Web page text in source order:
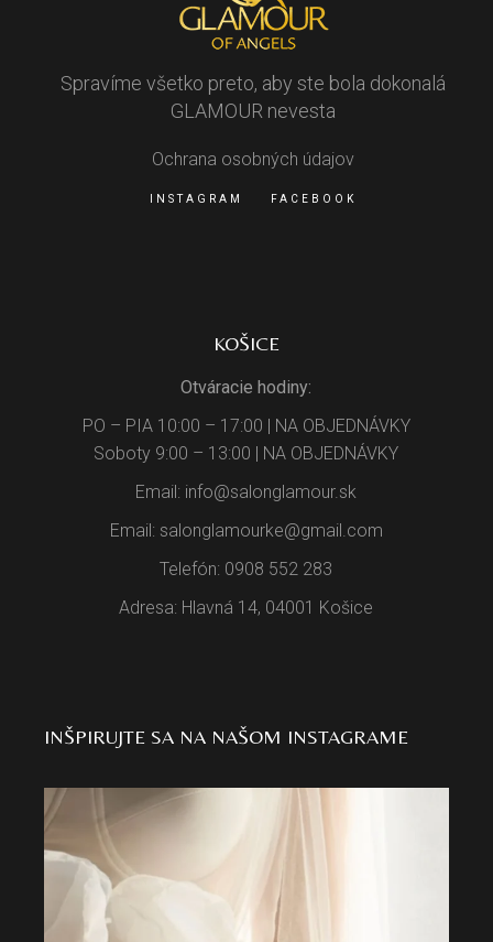
Spravíme všetko preto, aby ste bola dokonalá
GLAMOUR nevesta
Ochrana osobných údajov
INSTAGRAM FACEBOOK
KOŠICE
Otváracie hodiny:
PO – PIA 10:00 – 17:00 | NA OBJEDNÁVKY
Soboty 9:00 – 13:00 | NA OBJEDNÁVKY
Email: info@salonglamour.sk
Email: salonglamourke@gmail.com
Telefón: 0908 552 283
Adresa: Hlavná 14, 04001 Košice
INŠPIRUJTE SA NA NAŠOM INSTAGRAME